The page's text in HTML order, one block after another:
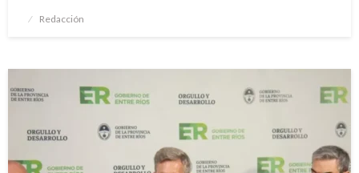
Publicado
Redacción